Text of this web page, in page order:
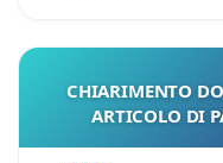
CHIARIMENTO
ARTICOLO DI